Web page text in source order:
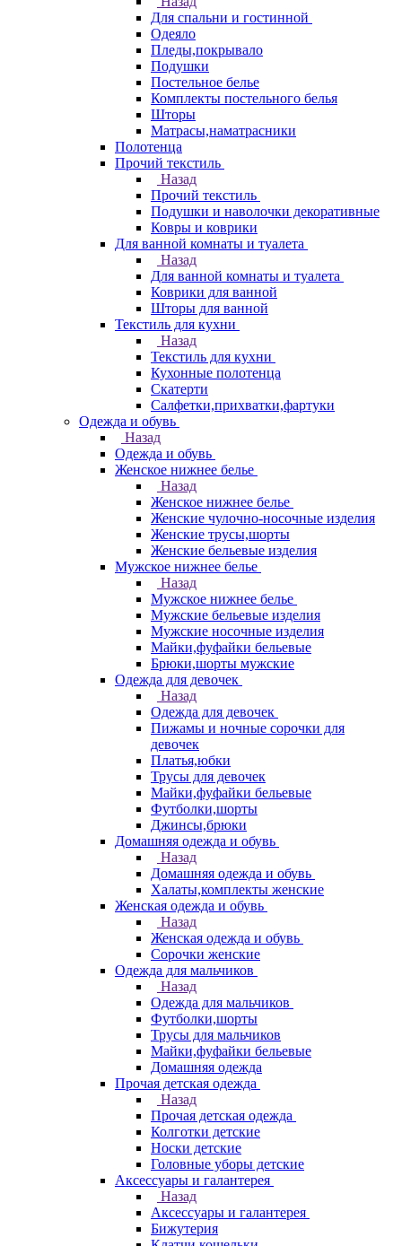
Для спальни и гостинной
Одеяло
Пледы,покрывало
Подушки
Постельное белье
Комплекты постельного белья
Шторы
Матрасы,наматрасники
Полотенца
Прочий текстиль
Назад
Прочий текстиль
Подушки и наволочки декоративные
Ковры и коврики
Для ванной комнаты и туалета
Назад
Для ванной комнаты и туалета
Коврики для ванной
Шторы для ванной
Текстиль для кухни
Назад
Текстиль для кухни
Кухонные полотенца
Скатерти
Салфетки,прихватки,фартуки
Одежда и обувь
Назад
Одежда и обувь
Женское нижнее белье
Назад
Женское нижнее белье
Женские чулочно-носочные изделия
Женские трусы,шорты
Женские бельевые изделия
Мужское нижнее белье
Назад
Мужское нижнее белье
Мужские бельевые изделия
Мужские носочные изделия
Майки,фуфайки бельевые
Брюки,шорты мужские
Одежда для девочек
Назад
Одежда для девочек
Пижамы и ночные сорочки для
девочек
Платья,юбки
Трусы для девочек
Майки,фуфайки бельевые
Футболки,шорты
Джинсы,брюки
Домашняя одежда и обувь
Назад
Домашняя одежда и обувь
Халаты,комплекты женские
Женская одежда и обувь
Назад
Женская одежда и обувь
Сорочки женские
Одежда для мальчиков
Назад
Одежда для мальчиков
Футболки,шорты
Трусы для мальчиков
Майки,фуфайки бельевые
Домашняя одежда
Прочая детская одежда
Назад
Прочая детская одежда
Колготки детские
Носки детские
Головные уборы детские
Аксессуары и галантерея
Назад
Аксессуары и галантерея
Бижутерия